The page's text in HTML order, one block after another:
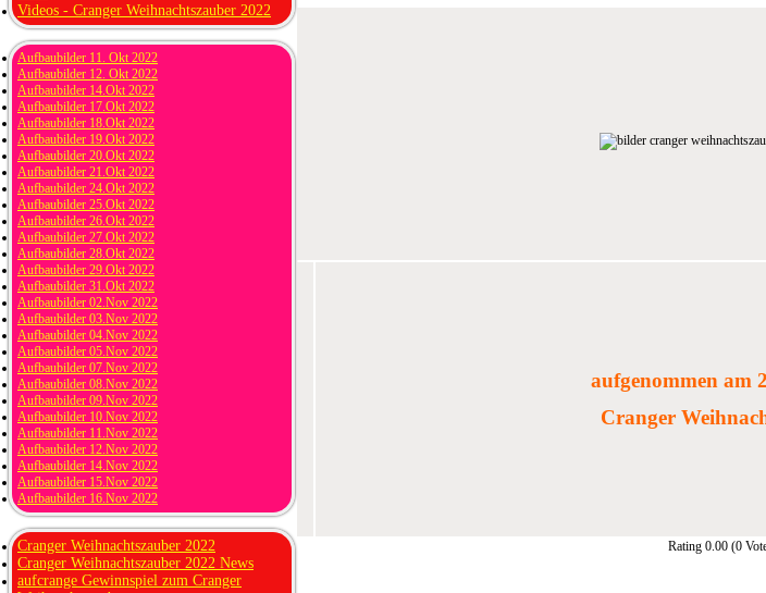
aufgenommen am
Cranger
Rating 0.00 (0
Videos - Cranger Weihnachtszauber 2022
Aufbaubilder 11. Okt 2022
Aufbaubilder 12. Okt 2022
Aufbaubilder 14.Okt 2022
Aufbaubilder 17.Okt 2022
Aufbaubilder 18.Okt 2022
Aufbaubilder 19.Okt 2022
Aufbaubilder 20.Okt 2022
Aufbaubilder 21.Okt 2022
Aufbaubilder 24.Okt 2022
Aufbaubilder 25.Okt 2022
Aufbaubilder 26.Okt 2022
Aufbaubilder 27.Okt 2022
Aufbaubilder 28.Okt 2022
Aufbaubilder 29.Okt 2022
Aufbaubilder 31.Okt 2022
Aufbaubilder 02.Nov 2022
Aufbaubilder 03.Nov 2022
Aufbaubilder 04.Nov 2022
Aufbaubilder 05.Nov 2022
Aufbaubilder 07.Nov 2022
Aufbaubilder 08.Nov 2022
Aufbaubilder 09.Nov 2022
Aufbaubilder 10.Nov 2022
Aufbaubilder 11.Nov 2022
Aufbaubilder 12.Nov 2022
Aufbaubilder 14.Nov 2022
Aufbaubilder 15.Nov 2022
Aufbaubilder 16.Nov 2022
Cranger Weihnachtszauber 2022
Cranger Weihnachtszauber 2022 News
aufcrange Gewinnspiel zum Cranger